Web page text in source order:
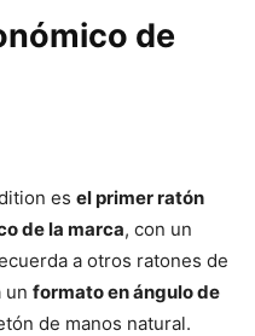
de
es el primer ratón
de la marca, con un
a otros ratones de
un formato en ángulo de
de manos natural.